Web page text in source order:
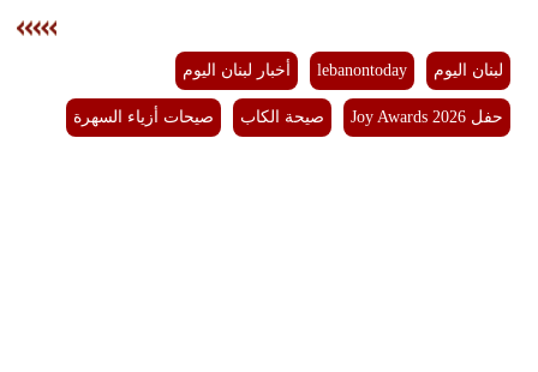
لبنان اليوم lebanontoday أخبار لبنان اليوم
حفل Joy Awards 2026 صيحة الكاب صيحات أزياء السهرة